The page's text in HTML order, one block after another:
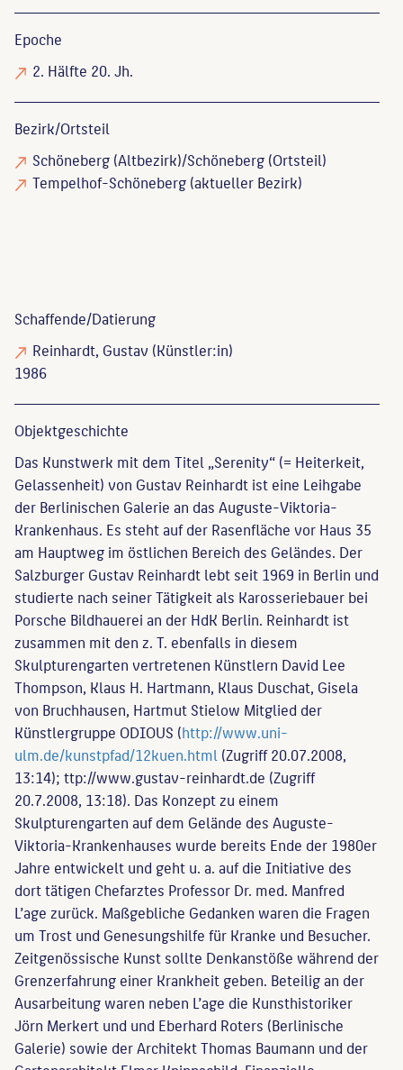
Epoche
2. Hälfte 20. Jh.
Bezirk/Ortsteil
Schöneberg (Altbezirk)/Schöneberg (Ortsteil)
Tempelhof-Schöneberg (aktueller Bezirk)
Schaffende/Datierung
Reinhardt, Gustav (Künstler:in)
1986
Objekt­geschichte
Das Kunstwerk mit dem Titel „Serenity“ (= Heiterkeit,
Gelassenheit) von Gustav Reinhardt ist eine Leihgabe
der Berlinischen Galerie an das Auguste-Viktoria-
Krankenhaus. Es steht auf der Rasenfläche vor Haus 35
am Hauptweg im östlichen Bereich des Geländes. Der
Salzburger Gustav Reinhardt lebt seit 1969 in Berlin und
studierte nach seiner Tätigkeit als Karosseriebauer bei
Porsche Bildhauerei an der HdK Berlin. Reinhardt ist
zusammen mit den z. T. ebenfalls in diesem
Skulpturengarten vertretenen Künstlern David Lee
Thompson, Klaus H. Hartmann, Klaus Duschat, Gisela
von Bruchhausen, Hartmut Stielow Mitglied der
Künstlergruppe ODIOUS (http://www.uni-
ulm.de/kunstpfad/12kuen.html(Zugriff 20.07.2008,
13:14); ttp://www.gustav-reinhardt.de (Zugriff
20.7.2008, 13:18). Das Konzept zu einem
Skulpturengarten auf dem Gelände des Auguste-
Viktoria-Krankenhauses wurde bereits Ende der 1980er
Jahre entwickelt und geht u. a. auf die Initiative des
dort tätigen Chefarztes Professor Dr. med. Manfred
L’age zurück. Maßgebliche Gedanken waren die Fragen
um Trost und Genesungshilfe für Kranke und Besucher.
Zeitgenössische Kunst sollte Denkanstöße während der
Grenzerfahrung einer Krankheit geben. Beteilig an der
Ausarbeitung waren neben L’age die Kunsthistoriker
Jörn Merkert und und Eberhard Roters (Berlinische
Galerie) sowie der Architekt Thomas Baumann und der